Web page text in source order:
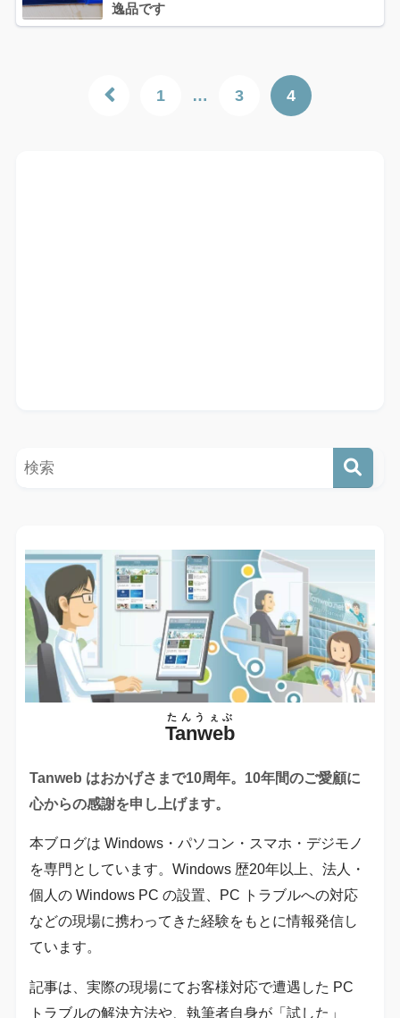
逸品です
1 … 3 4
Tanweb
たんうぇぶ
Tanweb はおかげさまで10周年。10年間のご愛顧に
心からの感謝を申し上げます。
本ブログは Windows・パソコン・スマホ・デジモノ
を専門としています。Windows 歴20年以上、法人・
個人の Windows PC の設置、PC トラブルへの対応
などの現場に携わってきた経験をもとに情報発信し
ています。
記事は、実際の現場にてお客様対応で遭遇した PC
トラブルの解決方法や、執筆者自身が「試した」